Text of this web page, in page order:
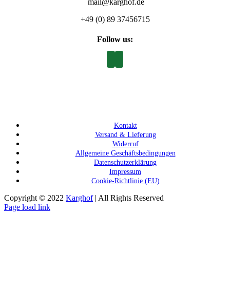
+49 (0) 89 37456715
Follow us:
Kontakt
Versand & Lieferung
Widerruf
Allgemeine Geschäftsbedingungen
Datenschutzerklärung
Impressum
Cookie-Richtlinie (EU)
Copyright © 2022 Karghof| All Rights Reserved
Page load link